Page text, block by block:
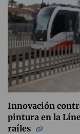
Innovación
pintura en la
raíles